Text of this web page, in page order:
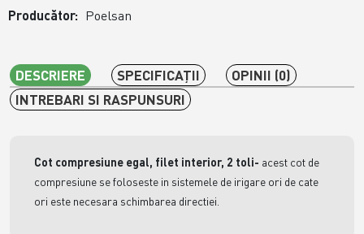
Producător: Poelsan
DESCRIERE SPECIFICAŢII
OPINII (0)
INTREBARI SI RASPUNSURI
Cot compresiune egal, filet interior, 2 toli- acest cot de
compresiune se foloseste in sistemele de irigare ori de cate
ori este necesara schimbarea directiei.